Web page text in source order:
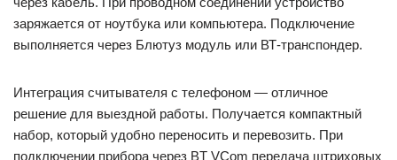
заряжается от ноутбука или компьютера. Подключение
выполняется через Блютуз модуль или ВТ-транспондер.
Интеграция считывателя с телефоном — отличное
решение для выездной работы. Получается компактный
набор, который удобно переносить и перевозить. При
подключении прибора через BT VCom передача штриховых